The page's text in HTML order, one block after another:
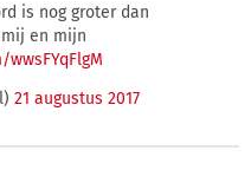
is nog groter dan
en mijn
21 augustus 2017